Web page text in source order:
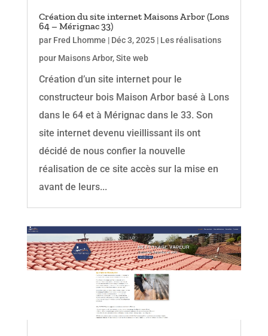
Création du site internet Maisons Arbor (Lons
64 – Mérignac 33)
par Fred Lhomme | Déc 3, 2025| Les réalisations
pour Maisons Arbor,Site web
Création d’un site internet pour le
constructeur bois Maison Arbor basé à Lons
dans le 64 et à Mérignac dans le 33. Son
site internet devenu vieillissant ils ont
décidé de nous confier la nouvelle
réalisation de ce site accès sur la mise en
avant de leurs...